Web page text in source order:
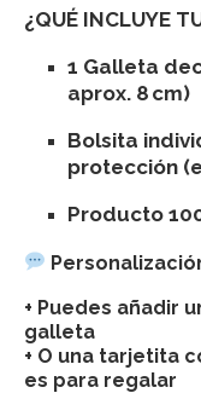
¿QUÉ INCLUYE
1 Galleta
aprox. 8 cm)
Bolsita
protección
Producto
+ Puedes añadir
galleta
+ O una tarjetita
es para regalar